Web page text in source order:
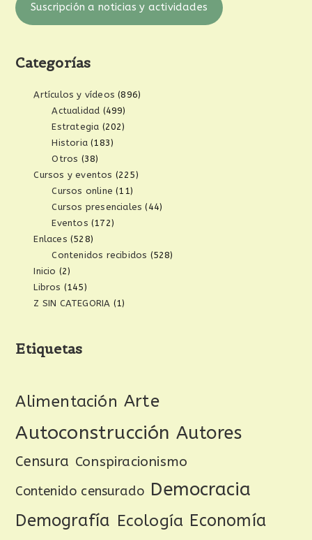
Suscripción a noticias y actividades
Categorías
Artículos y vídeos (896)
Actualidad (499)
Estrategia (202)
Historia (183)
Otros (38)
Cursos y eventos (225)
Cursos online (11)
Cursos presenciales (44)
Eventos (172)
Enlaces (528)
Contenidos recibidos (528)
Inicio (2)
Libros (145)
Z SIN CATEGORIA (1)
Etiquetas
Alimentación Arte
Autoconstrucción Autores
Censura Conspiracionismo
Contenido censurado Democracia
Demografía Ecología Economía